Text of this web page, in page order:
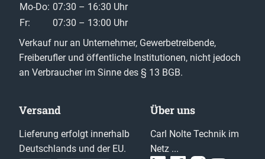
Mo-Do: 07:30 – 16:30 Uhr
Fr:
07:30 – 13:00 Uhr
Verkauf nur an Unternehmer, Gewerbetreibende,
Freiberufler und öffentliche Institutionen, nicht jedoch
an Verbraucher im Sinne des § 13 BGB.
Versand
Lieferung erfolgt innerhalb
Deutschlands und der EU.
Über uns
Carl Nolte Technik im
Netz ...